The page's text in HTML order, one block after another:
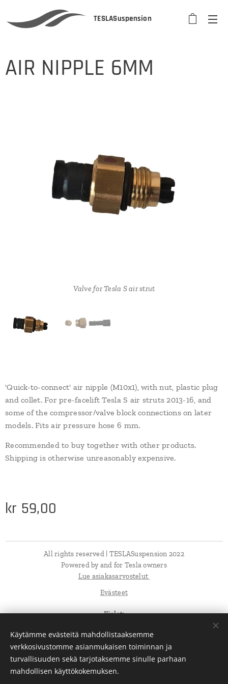
TESLASuspension
AIR NIPPLE 6MM
Valve for Tesla S air strut
'Quick-to-connect' air nipple (M10x1), with nut, plastic plug
and collet. For pre-facelift Tesla S air struts 2013-16, and
some of the compressor/valve block connections on later
models. Fits air pressure hose 6 mm.
Recommended to buy together with other products.
Shipping is otherwise unreasonably expensive.
kr 59,00
All rights reserved | TESLASuspension 2022
Powered by and for Tesla owners
Lue asiakasarvostelut
Evästeet
Kielet
Valuutta
NOK kr
SEK kr DKK kr EUR €
Käytämme evästeitä mahdollistaaksemme
verkkosivustomme asianmukaisen toiminnan ja
turvallisuuden sekä tarjotaksemme sinulle parhaan
mahdollisen käyttökokemuksen.